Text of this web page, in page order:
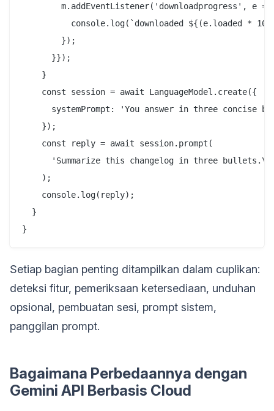
m.addEventListener('downloadprogress', e =>
console.log(`downloaded ${(e.loaded *
        });
      }});
    }
    const session = await LanguageModel.create({
systemPrompt: 'You answer in three concise
    });
    const reply = await session.prompt(
'Summarize this changelog in three
    );
    console.log(reply);
  }
Setiap bagian penting ditampilkan dalam cuplikan:
deteksi fitur, pemeriksaan ketersediaan, unduhan
opsional, pembuatan sesi, prompt sistem,
panggilan prompt.
Bagaimana Perbedaannya dengan
Gemini API Berbasis Cloud